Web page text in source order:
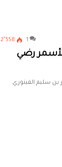
1 2٬558
رضي
سليم الفيتوري